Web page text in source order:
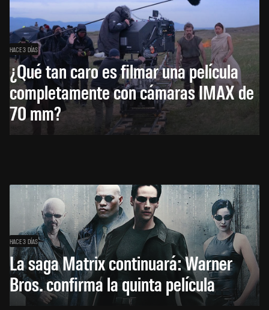
HACE 3 DÍAS
¿Qué tan caro es filmar una película
completamente con cámaras IMAX de
70 mm?
HACE 3 DÍAS
La saga Matrix continuará: Warner
Bros. confirma la quinta película